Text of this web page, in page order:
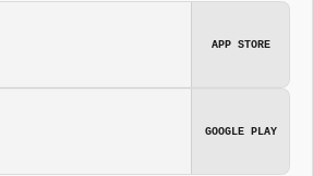
APP STORE
GOOGLE PLAY